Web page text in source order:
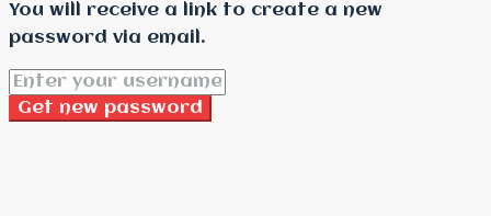
You will receive a link to create a new
password via email.
Get new password